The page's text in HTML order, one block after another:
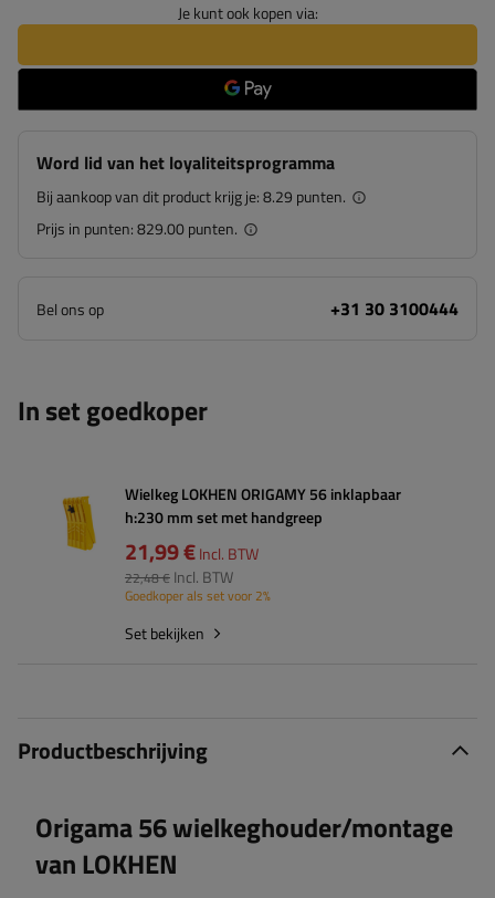
Je kunt ook kopen via:
Word lid van het loyaliteitsprogramma
Bij aankoop van dit product krijg je:8.29 punten.
Prijs in punten:829.00 punten.
Bel ons op +31 30 3100444
In set goedkoper
Wielkeg LOKHEN ORIGAMY 56 inklapbaar
h:230 mm set met handgreep
21,99 €Incl. BTW
22,48 € Incl. BTW
Goedkoper als set voor 2%
Set bekijken
Productbeschrijving
Origama 56 wielkeghouder/montage
van LOKHEN